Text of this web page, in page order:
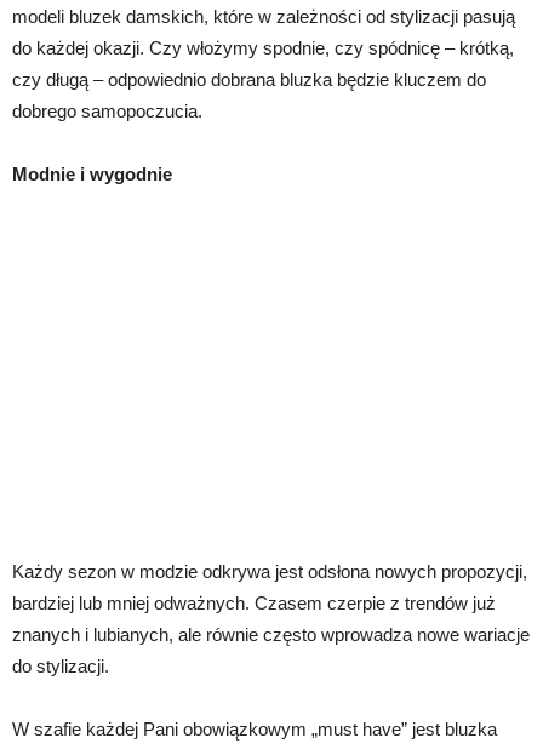
modeli bluzek damskich, które w zależności od stylizacji pasują
do każdej okazji. Czy włożymy spodnie, czy spódnicę – krótką,
czy długą – odpowiednio dobrana bluzka będzie kluczem do
dobrego samopoczucia.
Modnie i wygodnie
Każdy sezon w modzie odkrywa jest odsłona nowych propozycji,
bardziej lub mniej odważnych. Czasem czerpie z trendów już
znanych i lubianych, ale równie często wprowadza nowe wariacje
do stylizacji.
W szafie każdej Pani obowiązkowym „must have” jest bluzka